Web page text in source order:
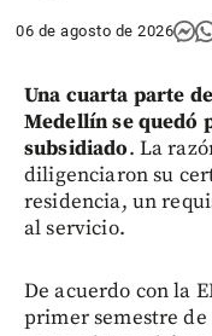
06 de agosto de 2026
Una cuarta parte
Medellín se quedó
subsidiado. La
diligenciaron su
residencia, un
al servicio.
De acuerdo con la
primer semestre de